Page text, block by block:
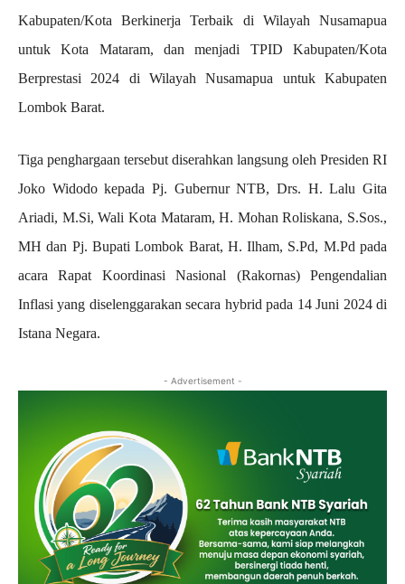
Kabupaten/Kota Berkinerja Terbaik di Wilayah Nusamapua
untuk Kota Mataram, dan menjadi TPID Kabupaten/Kota
Berprestasi 2024 di Wilayah Nusamapua untuk Kabupaten
Lombok Barat.
Tiga penghargaan tersebut diserahkan langsung oleh Presiden RI
Joko Widodo kepada Pj. Gubernur NTB, Drs. H. Lalu Gita
Ariadi, M.Si, Wali Kota Mataram, H. Mohan Roliskana, S.Sos.,
MH dan Pj. Bupati Lombok Barat, H. Ilham, S.Pd, M.Pd pada
acara Rapat Koordinasi Nasional (Rakornas) Pengendalian
Inflasi yang diselenggarakan secara hybrid pada 14 Juni 2024 di
Istana Negara.
- Advertisement -